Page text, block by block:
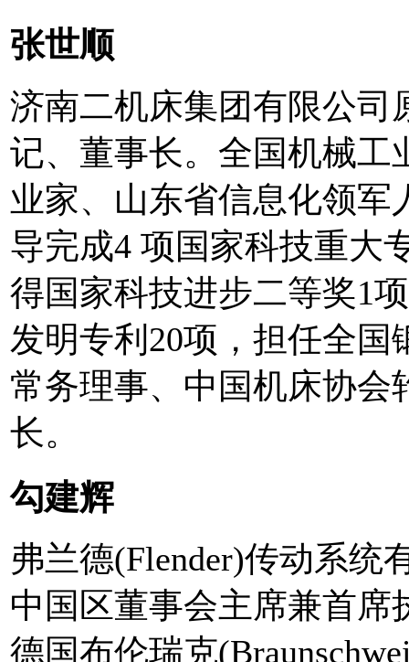
张世顺
济南二机床集团有限公司
记、董事长。全国机械工
业家、山东省信息化领军
导完成4 项国家科技重大
得国家科技进步二等奖1
发明专利20项，担任全国
常务理事、中国机床协会
长。
勾建辉
弗兰德(Flender)传动系统
中国区董事会主席兼首席
德国布伦瑞克